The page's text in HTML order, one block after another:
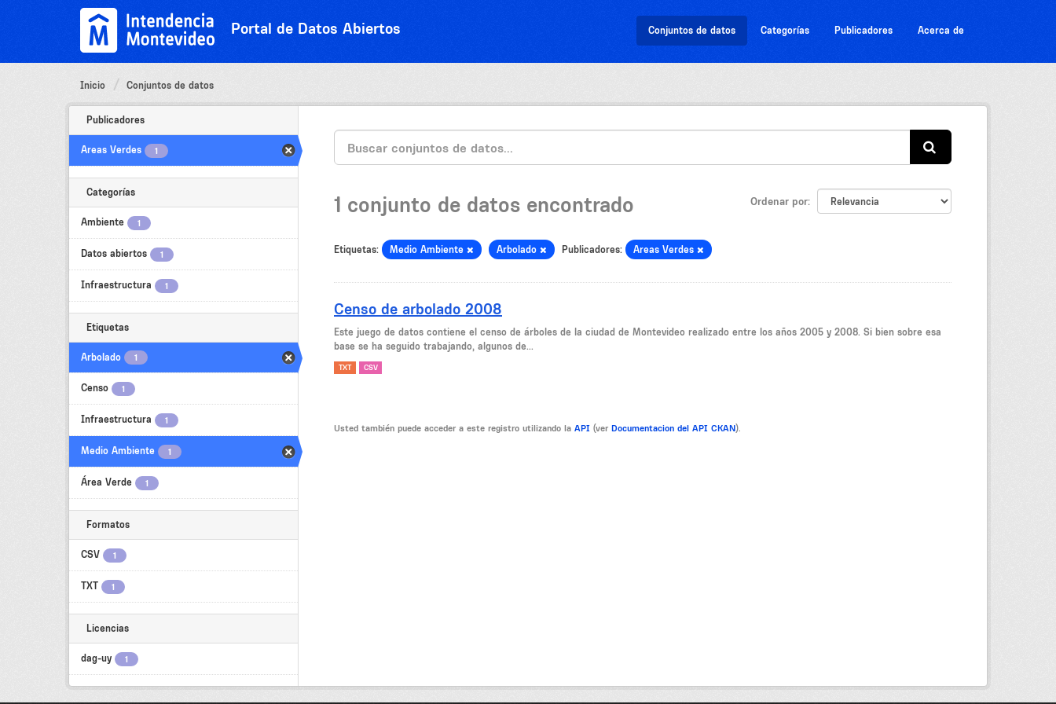
Portal de Datos Abiertos Conjuntos de datos Categorías Publicadores Acerca de
Inicio Conjuntos de datos
Publicadores
Areas Verdes 1
Categorías
Ambiente 1
Datos abiertos 1
Infraestructura 1
Etiquetas
Arbolado 1
Censo 1
Infraestructura 1
Medio Ambiente 1
Área Verde 1
Formatos
CSV 1
TXT 1
Licencias
dag-uy 1
Ordenar por
1 conjunto de datos encontrado
Etiquetas: Medio Ambiente Arbolado Publicadores: Areas Verdes
Censo de arbolado 2008
Este juego de datos contiene el censo de árboles de la ciudad de Montevideo realizado entre los años 2005 y 2008. Si bien sobre esa
base se ha seguido trabajando, algunos de...
TXT CSV
Usted también puede acceder a este registro utilizando la API (ver Documentacion del API CKAN).